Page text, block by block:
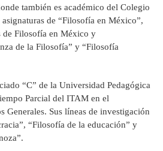
también es académico del Colegio
de “Filosofía en México”,
de Filosofía en México y
de la Filosofía” y “Filosofía
“C” de la Universidad Pedagógica
Parcial del ITAM en el
Generales. Sus líneas de investigación
“Filosofía de la educación” y